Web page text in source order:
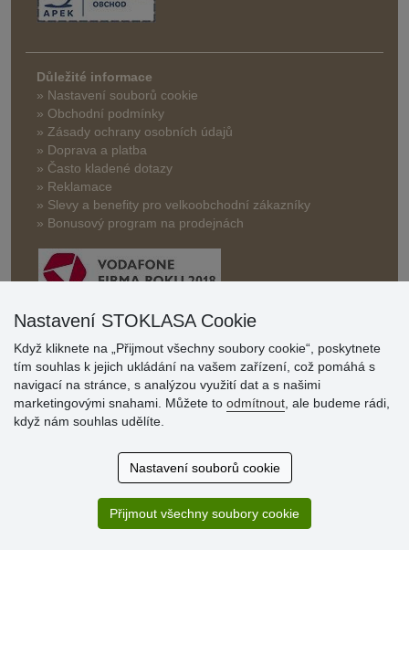
Důležité informace
» Nastavení souborů cookie
» Obchodní podmínky
» Zásady ochrany osobních údajů
» Doprava a platba
» Často kladené dotazy
» Reklamace
» Slevy a benefity pro velkoobchodní zákazníky
» Bonusový program na prodejnách
Hodnocení
zákazníků
29.7.2026
Super obchod, kvalitní zboží za slušné ceny. Vřele
Nastavení STOKLASA Cookie
Když kliknete na „Přijmout všechny soubory cookie“, poskytnete
tím souhlas k jejich ukládání na vašem zařízení, což pomáhá s
navigací na stránce, s analýzou využití dat a s našimi
marketingovými snahami. Můžete to odmítnout , ale budeme rádi,
když nám souhlas udělíte.
Nastavení souborů cookie
Přijmout všechny soubory cookie